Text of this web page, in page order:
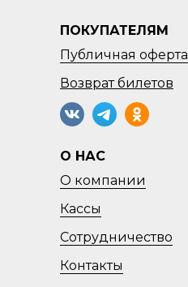
ПОКУПАТЕЛЯМ
Публичная оферта
О НАС
О компании
Кассы
Сотрудничество
Контакты
Возвратбилетов